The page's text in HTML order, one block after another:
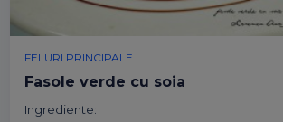
FELURI PRINCIPALE
Fasole verde cu soia
Ingrediente: